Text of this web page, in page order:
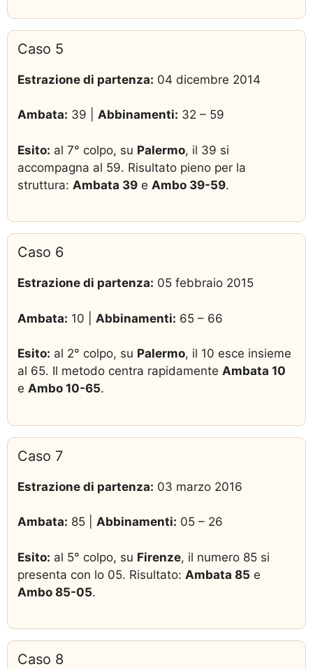
Caso 5
Estrazione di partenza: 04 dicembre 2014
Ambata: 39 | Abbinamenti: 32 – 59
Esito: al 7° colpo, su Palermo, il 39 si
accompagna al 59. Risultato pieno per la
struttura: Ambata 39 e Ambo 39-59.
Caso 6
Estrazione di partenza: 05 febbraio 2015
Ambata: 10 | Abbinamenti: 65 – 66
Esito: al 2° colpo, su Palermo, il 10 esce insieme
al 65. Il metodo centra rapidamente Ambata 10
e Ambo 10-65.
Caso 7
Estrazione di partenza: 03 marzo 2016
Ambata: 85 | Abbinamenti: 05 – 26
Esito: al 5° colpo, su Firenze, il numero 85 si
presenta con lo 05. Risultato: Ambata 85 e
Ambo 85-05.
Caso 8